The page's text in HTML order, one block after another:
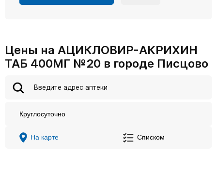
Цены на АЦИКЛОВИР-АКРИХИН
ТАБ 400МГ №20 в городе Писцово
Круглосуточно
На карте Списком